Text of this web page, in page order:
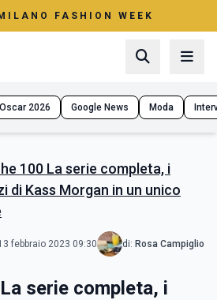
FASHION WEEK
Oscar 2026 Google News Moda
100 La serie completa, i
di Kass Morgan in un unico
febbraio 2023 09:30 di: Rosa Campiglio
serie completa, i